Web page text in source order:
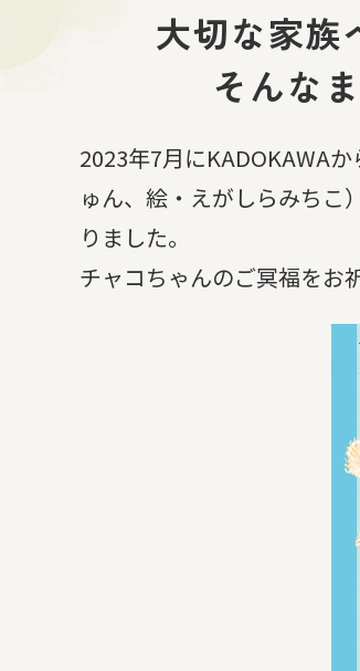
大切な家族
そんな
2023年7月にKADOKAWA
ゅん、絵・えがしらみちこ
りました。
チャコちゃんのご冥福をお